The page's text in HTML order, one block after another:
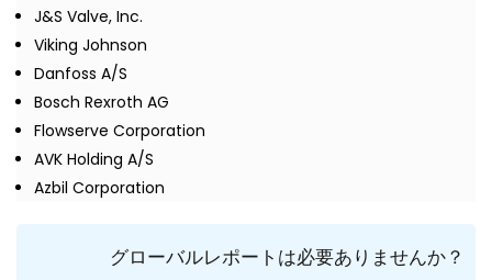
J&S Valve, Inc.
Viking Johnson
Danfoss A/S
Bosch Rexroth AG
Flowserve Corporation
AVK Holding A/S
Azbil Corporation
グローバルレポートは必要ありませんか？